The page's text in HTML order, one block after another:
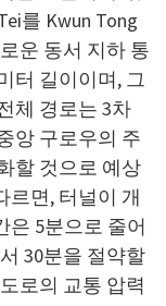
를 Kwun Tong
운 동서 지하 통
터 길이이며, 그
체 경로는 3차
앙 구로우의 주
할 것으로 예상
르면, 터널이 개
은 5분으로 줄어
30분을 절약할
로의 교통 압력